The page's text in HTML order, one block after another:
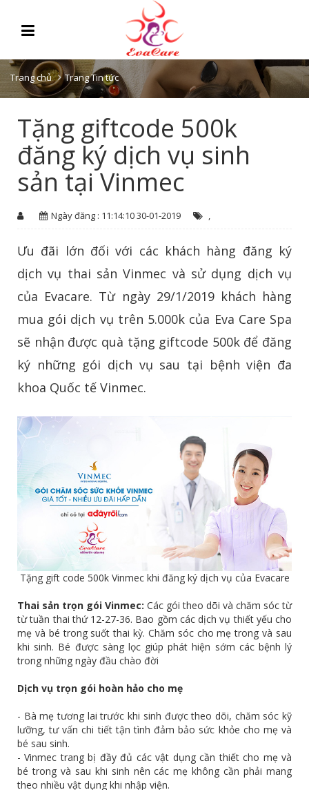
Trang chủ Trang Tin tức
Tặng giftcode 500k
đăng ký dịch vụ sinh
sản tại Vinmec
Ngày đăng : 11:14:10 30-01-2019 ,
Ưu đãi lớn đối với các khách hàng đăng ký
dịch vụ thai sản Vinmec và sử dụng dịch vụ
của Evacare. Từ ngày 29/1/2019 khách hàng
mua gói dịch vụ trên 5.000k của Eva Care Spa
sẽ nhận được quà tặng giftcode 500k để đăng
ký những gói dịch vụ sau tại bệnh viện đa
khoa Quốc tế Vinmec.
Tặng gift code 500k Vinmec khi đăng ký dịch vụ của Evacare
Thai sản trọn gói Vinmec: Các gói theo dõi và chăm sóc từ
từ tuần thai thứ 12-27-36. Bao gồm các dịch vụ thiết yếu cho
mẹ và bé trong suốt thai kỳ. Chăm sóc cho mẹ trong và sau
khi sinh. Bé được sàng lọc giúp phát hiện sớm các bệnh lý
trong những ngày đầu chào đời
Dịch vụ trọn gói hoàn hảo cho mẹ
- Bà mẹ tương lai trước khi sinh được theo dõi, chăm sóc kỹ
lưỡng, tư vấn chi tiết tận tình đảm bảo sức khỏe cho mẹ và
bé sau sinh.
- Vinmec trang bị đầy đủ các vật dụng cần thiết cho mẹ và
bé trong và sau khi sinh nên các mẹ không cần phải mang
theo nhiều vật dụng khi nhập viện.